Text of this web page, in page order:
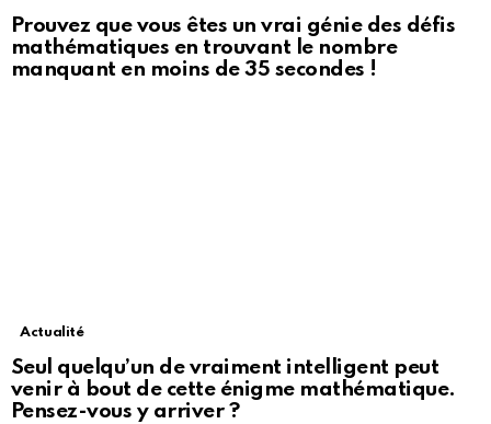
Prouvez que vous êtes un vrai génie des défis
mathématiques en trouvant le nombre
manquant en moins de 35 secondes !
Actualité
Seul quelqu’un de vraiment intelligent peut
venir à bout de cette énigme mathématique.
Pensez-vous y arriver ?